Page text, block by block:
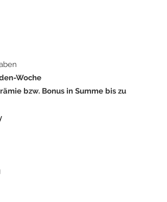
Woche
bzw. Bonus in Summe bis zu